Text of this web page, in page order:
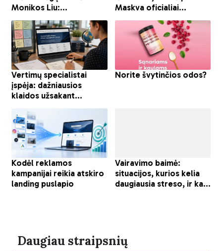
Daugiau straipsnių